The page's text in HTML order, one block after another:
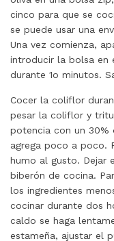
cinco para que se
se puede usar una
Una vez comienza,
introducir la bolsa en
durante 1o minutos.
Cocer la coliflor
pesar la coliflor y
potencia con un 30%
agrega poco a poco.
humo al gusto. Dejar
biberón de cocina.
los ingredientes
cocinar durante dos
caldo se haga
estameña, ajustar el